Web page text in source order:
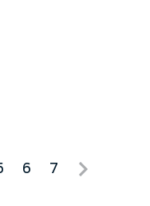
6 7